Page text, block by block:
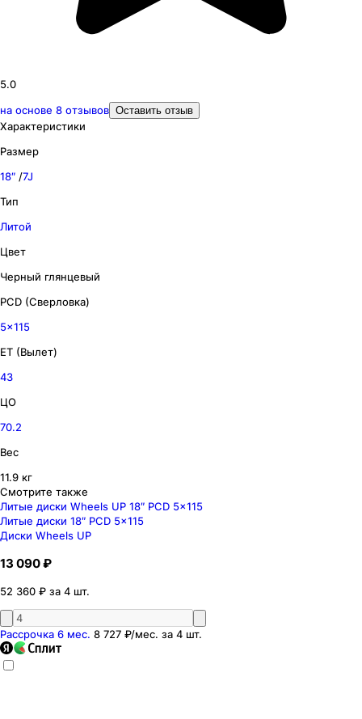
5.0
на основе 8 отзывов Оставить отзыв
Характеристики
Размер
18″ /7J
Тип
Литой
Цвет
Черный глянцевый
PCD (Сверловка)
5x115
ET (Вылет)
43
ЦО
70.2
Вес
11.9 кг
Смотрите также
Литые диски Wheels UP 18″ PCD 5x115
Литые диски 18″ PCD 5x115
Диски Wheels UP
13 090 ₽
52 360 ₽ за 4 шт.
Рассрочка 6 мес. 8 727 ₽/мес. за 4 шт.